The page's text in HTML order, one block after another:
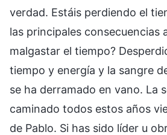
verdad. Estáis perdiendo el
las principales consecuencias
malgastar el tiempo?
tiempo y energía y la sangre
se ha derramado en vano. La
caminado todos estos años
de Pablo. Si has sido líder u